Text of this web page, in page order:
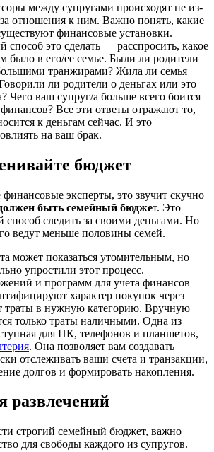
между супругами происходят не из-
за отношения к ним. Важно понять, какие
финансовые установки.
это сделать — расспросить, какое
было в его/ее семье. Были ли родители
транжирами? Жила ли семья
ли родители о деньгах или это
Чего ваш супруг/а больше всего боится
Все эти ответы отражают то,
к деньгам сейчас. И это
на ваш брак.
бюджет
финансовые эксперты, это звучит скучно
быть семейный бюджет. Это
следить за своими деньгами. Но
ведут меньше половины семей.
может показаться утомительным, но
упростили этот процесс.
и программ для учета финансов
характер покупок через
траты в нужную категорию. Вручную
только траты наличными. Одна из
для ПК, телефонов и планшетов,
. Она позволяет вам создавать
отслеживать ваши счета и транзакции,
долгов и формировать накопления.
развлечений
строгий семейный бюджет, важно
для свободы каждого из супругов.